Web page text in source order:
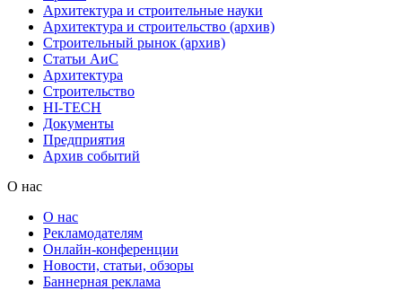
Архитектура и строительные науки
Архитектура и строительство (архив)
Строительный рынок (архив)
Статьи АиС
Архитектура
Строительство
HI-TECH
Документы
Предприятия
Архив событий
О нас
О нас
Рекламодателям
Онлайн-конференции
Новости, статьи, обзоры
Баннерная реклама